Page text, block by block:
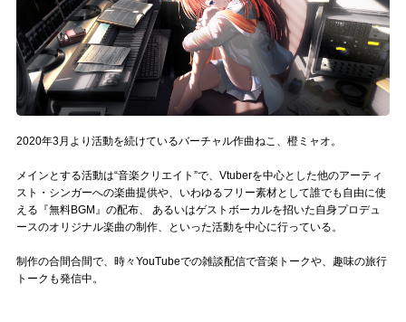
muevoクラウドファンディング
muevoコミュニティ
ぶいクラ！by muevo
ぶいコミュ！by muevo
ぶいマガ！ by muevo
Official SNS
2020年3月より活動を続けているバーチャル作曲ねこ、橙ミャオ。
メインとする活動は“音楽クリエイト”で、Vtuberを中心とした他のアーティ
スト・シンガーへの楽曲提供や、いわゆるフリー素材として誰でも自由に使
える『無料BGM』の配布、 あるいはゲストボーカルを招いた自身プロデュ
ースのオリジナル楽曲の制作、といった活動を中心に行っている。
制作の合間合間で、時々YouTubeでの雑談配信で音楽トークや、趣味の旅行
トークも発信中。